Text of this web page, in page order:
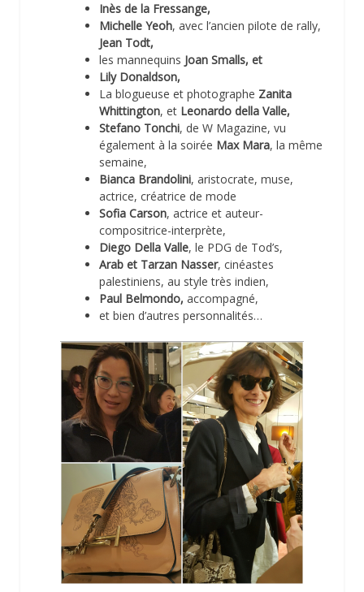
Inès de la Fressange,
Michelle Yeoh, avec l’ancien pilote de rally,
Jean Todt,
les mannequins Joan Smalls, et
Lily Donaldson,
La blogueuse et photographe Zanita
Whittington, et Leonardo della Valle,
Stefano Tonchi, de W Magazine, vu
également à la soirée Max Mara, la même
semaine,
Bianca Brandolini, aristocrate, muse,
actrice, créatrice de mode
Sofia Carson, actrice et auteur-
compositrice-interprète,
Diego Della Valle, le PDG de Tod’s,
Arab et Tarzan Nasser, cinéastes
palestiniens, au style très indien,
Paul Belmondo, accompagné,
et bien d’autres personnalités…